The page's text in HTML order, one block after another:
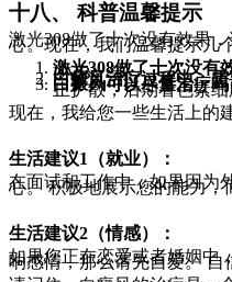
十八、 科普温馨提示
激光308做了十次没有效果
心。现在，我们温馨提示几
激光308做了十次没有
UVB）等。
白癜风治疗过程中，
白癜风可以尽量治疗
止扩散，后期看色素
现在，我给您一些生活上的
生活建议1（就业）：
在面试和工作中，如果因为
心。 积极地展示您的能力
生活建议2（情感）：
如果您正在恋爱或者婚姻中
响感情，那么请先自爱。